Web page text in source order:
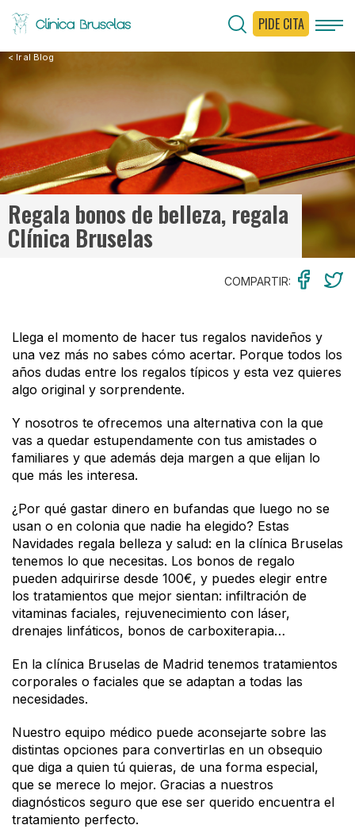
PIDE CITA
< Ir al Blog
Regala bonos de belleza, regala
Clínica Bruselas
COMPARTIR:
Llega el momento de hacer tus regalos navideños y
una vez más no sabes cómo acertar. Porque todos los
años dudas entre los regalos típicos y esta vez quieres
algo original y sorprendente.
Y nosotros te ofrecemos una alternativa con la que
vas a quedar estupendamente con tus amistades o
familiares y que además deja margen a que elijan lo
que más les interesa.
¿Por qué gastar dinero en bufandas que luego no se
usan o en colonia que nadie ha elegido? Estas
Navidades regala belleza y salud: en la clínica Bruselas
tenemos lo que necesitas. Los bonos de regalo
pueden adquirirse desde 100€, y puedes elegir entre
los tratamientos que mejor sientan: infiltración de
vitaminas faciales, rejuvenecimiento con láser,
drenajes linfáticos, bonos de carboxiterapia…
En la clínica Bruselas de Madrid tenemos tratamientos
corporales o faciales que se adaptan a todas las
necesidades.
Nuestro equipo médico puede aconsejarte sobre las
distintas opciones para convertirlas en un obsequio
que diga a quien tú quieras, de una forma especial,
que se merece lo mejor. Gracias a nuestros
diagnósticos seguro que ese ser querido encuentra el
tratamiento perfecto.